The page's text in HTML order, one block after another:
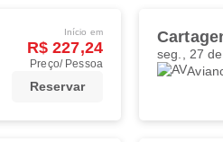
Início em
R$ 227,24
Preço/ Pessoa
Reservar
seg., 27